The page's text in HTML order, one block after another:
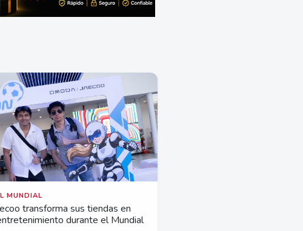
MUNDIAL
transforma sus tiendas en
durante el Mundial